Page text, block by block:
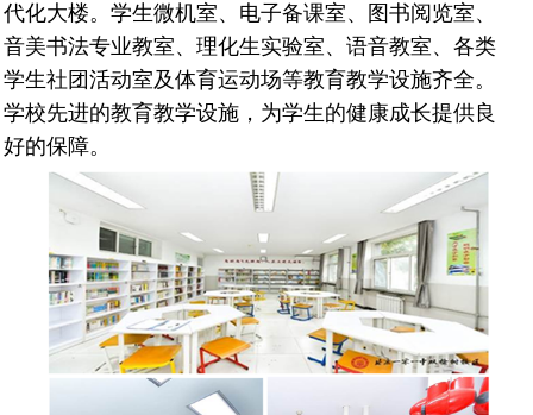
代化大楼。学生微机室、电子备课室、图书阅览室、
音美书法专业教室、理化生实验室、语音教室、各类
学生社团活动室及体育运动场等教育教学设施齐全。
学校先进的教育教学设施，为学生的健康成长提供良
好的保障。